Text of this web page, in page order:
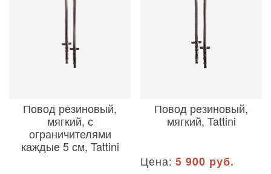
Повод резиновый,
мягкий, с
ограничителями
каждые 5 см, Tattini
Повод резиновый,
мягкий, Tattini
Цена: 5 900 руб.